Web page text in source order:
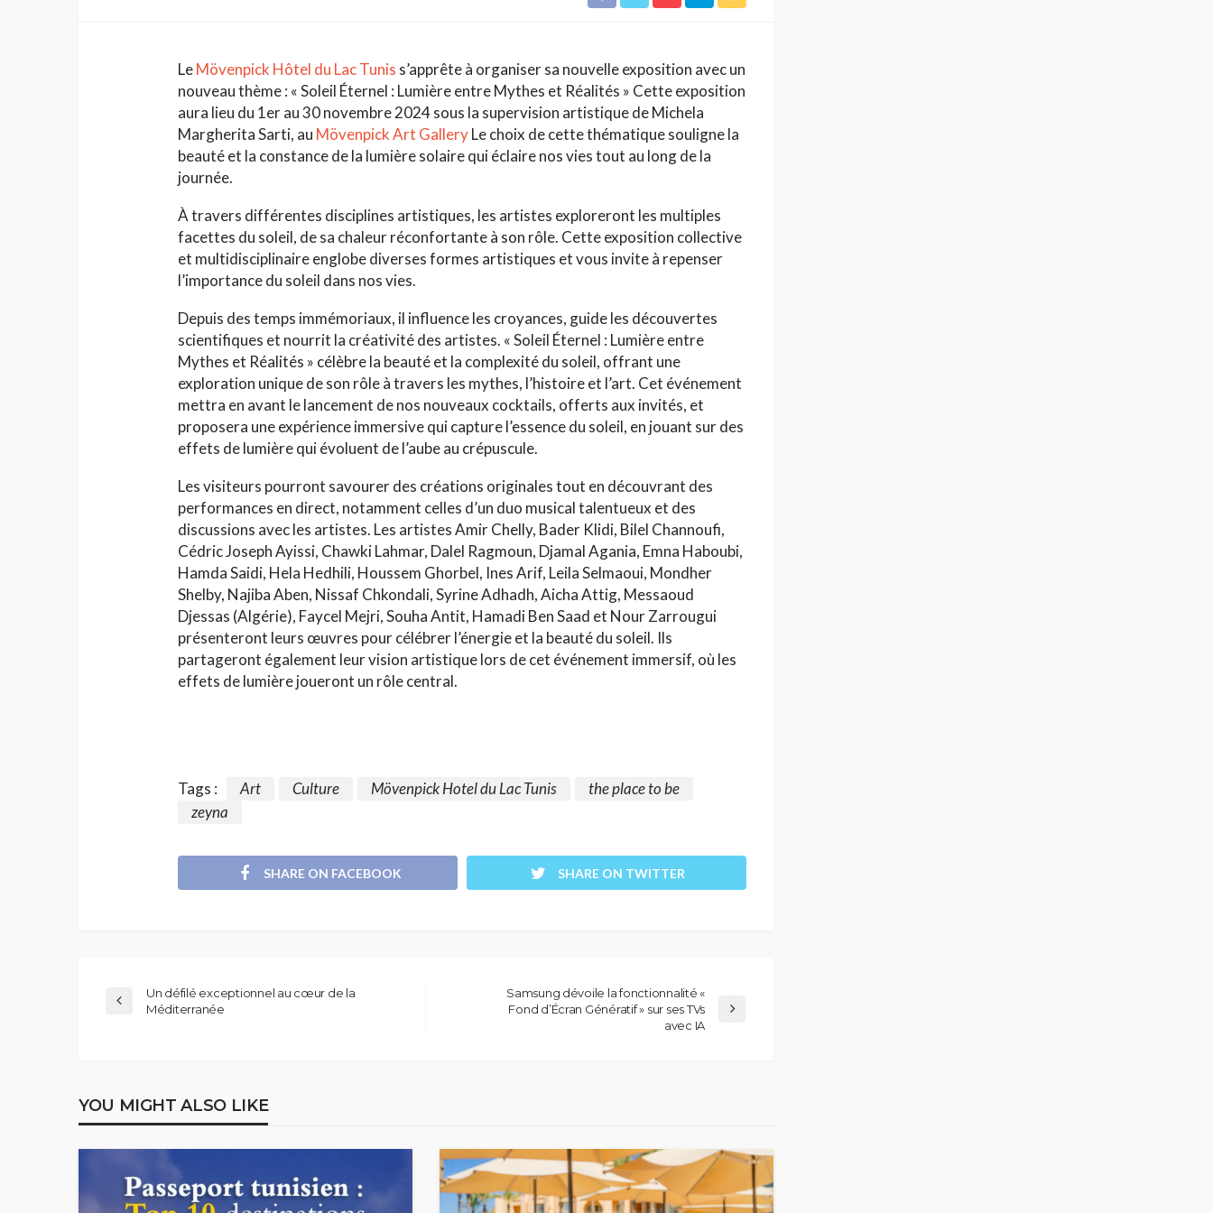
LeMövenpick Hôtel du Lac Tunis s’apprête à organiser sa nouvelle exposition avec un
nouveau thème : « Soleil Éternel : Lumière entre Mythes et Réalités » Cette exposition
aura lieu du 1er au 30 novembre 2024 sous la supervision artistique de Michela
Margherita Sarti, au Mövenpick Art GalleryLe choix de cette thématique souligne la
beauté et la constance de la lumière solaire qui éclaire nos vies tout au long de la
journée.
À travers différentes disciplines artistiques, les artistes exploreront les multiples
facettes du soleil, de sa chaleur réconfortante à son rôle. Cette exposition collective
et multidisciplinaire englobe diverses formes artistiques et vous invite à repenser
l’importance du soleil dans nos vies.
Depuis des temps immémoriaux, il influence les croyances, guide les découvertes
scientifiques et nourrit la créativité des artistes. « Soleil Éternel : Lumière entre
Mythes et Réalités » célèbre la beauté et la complexité du soleil, offrant une
exploration unique de son rôle à travers les mythes, l’histoire et l’art. Cet événement
mettra en avant le lancement de nos nouveaux cocktails, offerts aux invités, et
proposera une expérience immersive qui capture l’essence du soleil, en jouant sur des
effets de lumière qui évoluent de l’aube au crépuscule.
Les visiteurs pourront savourer des créations originales tout en découvrant des
performances en direct, notamment celles d’un duo musical talentueux et des
discussions avec les artistes. Les artistes Amir Chelly, Bader Klidi, Bilel Channoufi,
Cédric Joseph Ayissi, Chawki Lahmar, Dalel Ragmoun, Djamal Agania, Emna Haboubi,
Hamda Saidi, Hela Hedhili, Houssem Ghorbel, Ines Arif, Leila Selmaoui, Mondher
Shelby, Najiba Aben, Nissaf Chkondali, Syrine Adhadh, Aicha Attig, Messaoud
Djessas (Algérie), Faycel Mejri, Souha Antit, Hamadi Ben Saad et Nour Zarrougui
présenteront leurs œuvres pour célébrer l’énergie et la beauté du soleil. Ils
partageront également leur vision artistique lors de cet événement immersif, où les
effets de lumière joueront un rôle central.
Tags : Art Culture Mövenpick Hotel du Lac Tunis
the place to be
zeyna
SHARE ON FACEBOOK SHARE ON TWITTER
Un défilé exceptionnel au cœur de la
Méditerranée
Samsung dévoile la fonctionnalité «
Fond d’Écran Génératif » sur ses TVs
avec IA
YOU MIGHT ALSO LIKE